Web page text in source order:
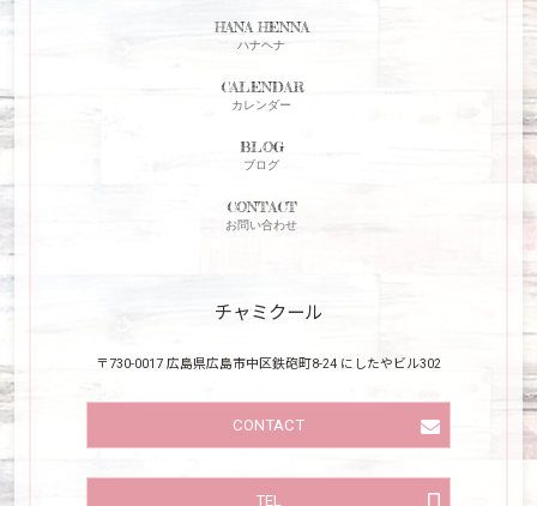
HANA HENNA
ハナヘナ
CALENDAR
カレンダー
BLOG
ブログ
CONTACT
お問い合わせ
チャミクール
〒730-0017 広島県広島市中区鉄砲町8-24 にしたやビル302
CONTACT
TEL